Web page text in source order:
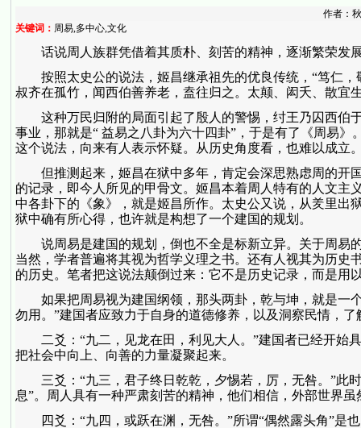
作者：
关键词： 周易,多中心,文化
话说周人族群凭借着其质朴、刻苦的精神，逐渐繁荣发
按照太史公的说法，姬昌继承祖先的优良传统，“笃仁，
叔齐在孤竹，闻西伯善养老，盍往归之。太颠、闳夭、散宜
这种万民归附的局面引起了殷人的警惕，纣王乃囚西伯
事业，那就是“ 益易之八卦为六十四卦”，于是有了《周易
这个说法，向来有人表示怀疑。从历史角度看，也难以成立
但推测起来，姬昌在狱中多年，肯定会深思熟虑周的开
的记录，即今人所见的甲骨文。姬昌本着周人特有的人文
中各卦下的《象》，就是姬昌所作。太史公又说，从羑里出
狱中确有所心得，也许就是构想了一个建国的规划。
说周易是建国的规划，倒也不全是标新立异。关于周易
当然，学者普遍将其视为哲学义理之书。还有人视其为历
的历史。笔者把这说法颠倒过来：它不是历史记录，而是用
如果把周易视为建国纲领，那头两卦，乾与坤，就是一
勿用。”建国者应致力于自身的道德修养，以及洞察民情，了
二爻：“九二，见龙在田，利见大人。”建国者已经开始
把社会中向上、向善的力量凝聚起来。
三爻：“九三，君子终日乾乾，夕惕若，厉，无咎。”此时
息”。周人具有一种严肃刻苦的精神，他们相信，外部世界
四爻：“九四，或跃在渊，无咎。”所谓“偶然露头角”是